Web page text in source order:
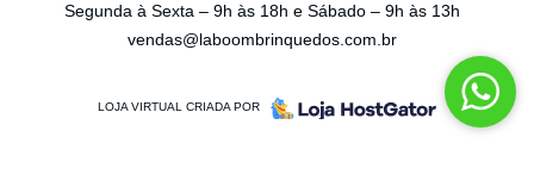
Segunda à Sexta – 9h às 18h e Sábado – 9h às 13h
vendas@laboombrinquedos.com.br
LOJA VIRTUAL CRIADA POR